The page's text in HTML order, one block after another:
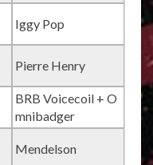
Iggy Pop
Pierre Henry
BRB Voicecoil + O
mnibadger
Mendelson